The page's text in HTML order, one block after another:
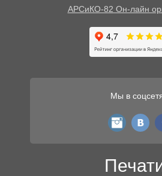
АРСиКО-82 Он-лайн
Мы в
instagram
vk